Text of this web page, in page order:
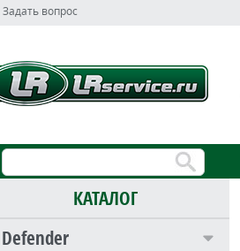
Задать вопрос
КАТАЛОГ
Defender